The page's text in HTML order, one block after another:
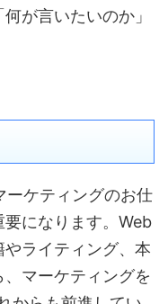
が言いたいのか」
ーケティングのお仕
になります。Web
ライティング、本
マーケティングを